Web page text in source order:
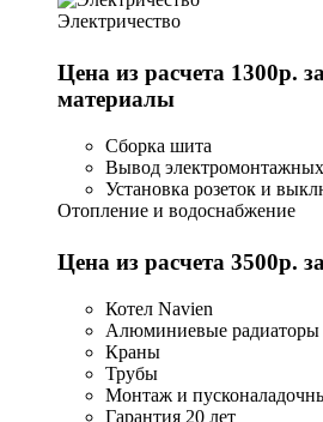
Электричество
Цена из расчета 1300р.
материалы
Сборка шита
Вывод
Установка розеток и
Отопление и водоснабжение
Цена из расчета 3500р.
Котел Navien
Алюминиевые радиаторы
Краны
Трубы
Монтаж и
Гарантия 20 лет